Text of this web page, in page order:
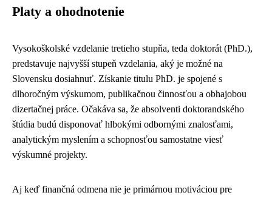
Platy a ohodnotenie
Vysokoškolské vzdelanie tretieho stupňa, teda doktorát (PhD.),
predstavuje najvyšší stupeň vzdelania, aký je možné na
Slovensku dosiahnuť. Získanie titulu PhD. je spojené s
dlhoročným výskumom, publikačnou činnosťou a obhajobou
dizertačnej práce. Očakáva sa, že absolventi doktorandského
štúdia budú disponovať hlbokými odbornými znalosťami,
analytickým myslením a schopnosťou samostatne viesť
výskumné projekty.
Aj keď finančná odmena nie je primárnou motiváciou pre